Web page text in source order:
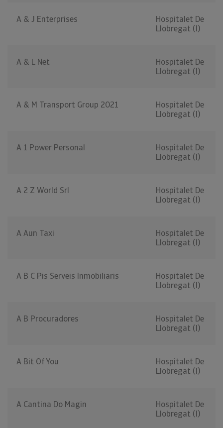
A & J Enterprises
Hospitalet De
Llobregat (l)
A & L Net
Hospitalet De
Llobregat (l)
A & M Transport Group 2021
Hospitalet De
Llobregat (l)
A 1 Power Personal
Hospitalet De
Llobregat (l)
A 2 Z World Srl
Hospitalet De
Llobregat (l)
A Aun Taxi
Hospitalet De
Llobregat (l)
A B C Pis Serveis Inmobiliaris
Hospitalet De
Llobregat (l)
A B Procuradores
Hospitalet De
Llobregat (l)
A Bit Of You
Hospitalet De
Llobregat (l)
A Cantina Do Magin
Hospitalet De
Llobregat (l)